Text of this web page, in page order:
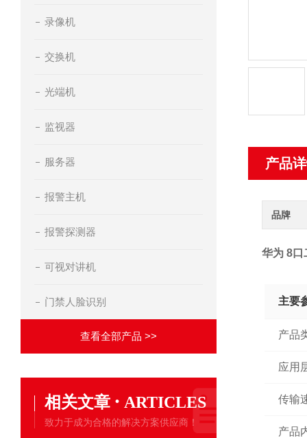
录像机
交换机
光端机
监视器
服务器
报警主机
报警探测器
可视对讲机
门禁人脸识别
查看全部产品 >>
相关文章 · ARTICLES
致力于成为合格的解决方案供应商！
产品
品牌
华为 8口
主要
产品
应用
传输
产品